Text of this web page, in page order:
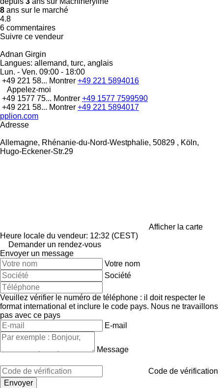
8 ans sur le marché
4.8
6 commentaires
Suivre ce vendeur
Adnan Girgin
Langues: allemand, turc, anglais
Lun. - Ven. 09:00 - 18:00
+49 221 58... Montrer +49 221 5894016
Appelez-moi
+49 1577 75... Montrer +49 1577 7599590
+49 221 58... Montrer +49 221 5894017
pplion.com
Adresse
Allemagne, Rhénanie-du-Nord-Westphalie, 50829 , Köln,
Hugo-Eckener-Str.29
Afficher la carte
Heure locale du vendeur: 12:32 (CEST)
Demander un rendez-vous
Envoyer un message
Votre nom
Société
Veuillez vérifier le numéro de téléphone : il doit respecter le
format international et inclure le code pays. Nous ne travaillons
pas avec ce pays
E-mail
Message
Code de vérification